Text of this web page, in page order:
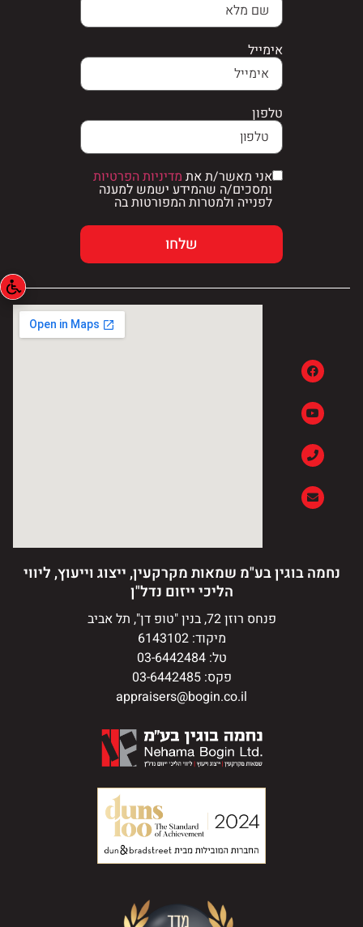
אימייל
טלפון
אני מאשר/ת את מדיניות הפרטיות
ומסכים/ה שהמידע ישמש למענה
לפנייה ולמטרות המפורטות בה
נחמה בוגין בע"מ שמאות מקרקעין, ייצוג וייעוץ, ליווי
הליכי ייזום נדל"ן
פנחס רוזן 72, בנין "טופ דן", תל אביב
מיקוד: 6143102
טל: 03-6442484
פקס: 03-6442485
appraisers@bogin.co.il